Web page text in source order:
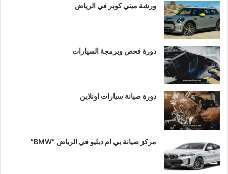
ورشة ميني كوبر في الرياض
دورة فحص وبرمجة السيارات
دورة صيانة سيارات اونلاين
مركز صيانة بي ام دبليو في الرياض “BMW”